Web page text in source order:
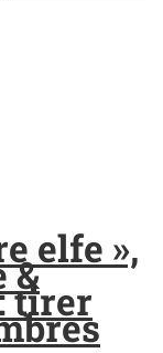
elfe »,
&
tirer